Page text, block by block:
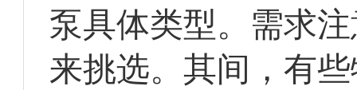
泵具体类型。需求
来挑选。其间，有